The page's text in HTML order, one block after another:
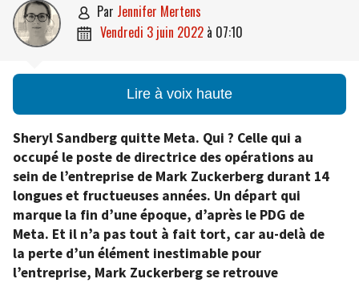
 par Jennifer Mertens
 vendredi 3 juin 2022 à 07:10
Lire à voix haute
Sheryl Sandberg quitte Meta. Qui ? Celle qui a
occupé le poste de directrice des opérations au
sein de l’entreprise de Mark Zuckerberg durant 14
longues et fructueuses années. Un départ qui
marque la fin d’une époque, d’après le PDG de
Meta. Et il n’a pas tout à fait tort, car au-delà de
la perte d’un élément inestimable pour
l’entreprise, Mark Zuckerberg se retrouve